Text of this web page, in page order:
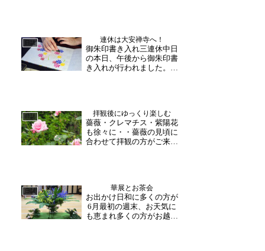
きました団体様も、午前と
の天候の変わりように驚き
ながらも法話を楽しまれ、
そ...
日誌 連休は大安禅寺へ！
御朱印書き入れ三連休中日
の本日、午後から御朱印書
き入れが行われました。夏
ました。色鮮やかなコスモ
スの御朱印や北陸新幹線開
業記念の御朱印など「素
敵...
日誌 拝観後にゆっくり楽しむ
薔薇・クレマチス・紫陽花
も徐々に・・薔薇の見頃に
合わせて拝観の方がご来山
が忘れられなくて・・と嬉
しいお言葉も頂きました。
終日曇り空でしたが、草
花...
日誌 華展とお茶会
お出かけ日和に多くの方が
6月最初の週末、お天気に
も恵まれ多くの方がお越し